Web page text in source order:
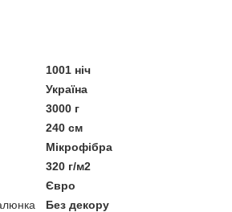
1001 ніч
Україна
3000 г
240 см
Мікрофібра
320 г/м2
Євро
Без декору